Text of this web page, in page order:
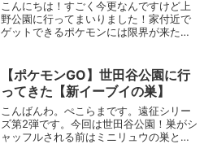
こんにちは！すごく今更なんですけど上
野公園に行ってまいりました！家付近で
ゲットできるポケモンには限界が来たか
いるので、ブーバーが目的です。ポケモ
ンユーザーだらけでヤバイ...
【ポケモンGO】世田谷公園に行
ってきた【新イーブイの巣】
こんばんわ。ぺこらまです。遠征シリー
ズ第2弾です。今回は世田谷公園！巣がシ
ャッフルされる前はミニリュウの巣とし